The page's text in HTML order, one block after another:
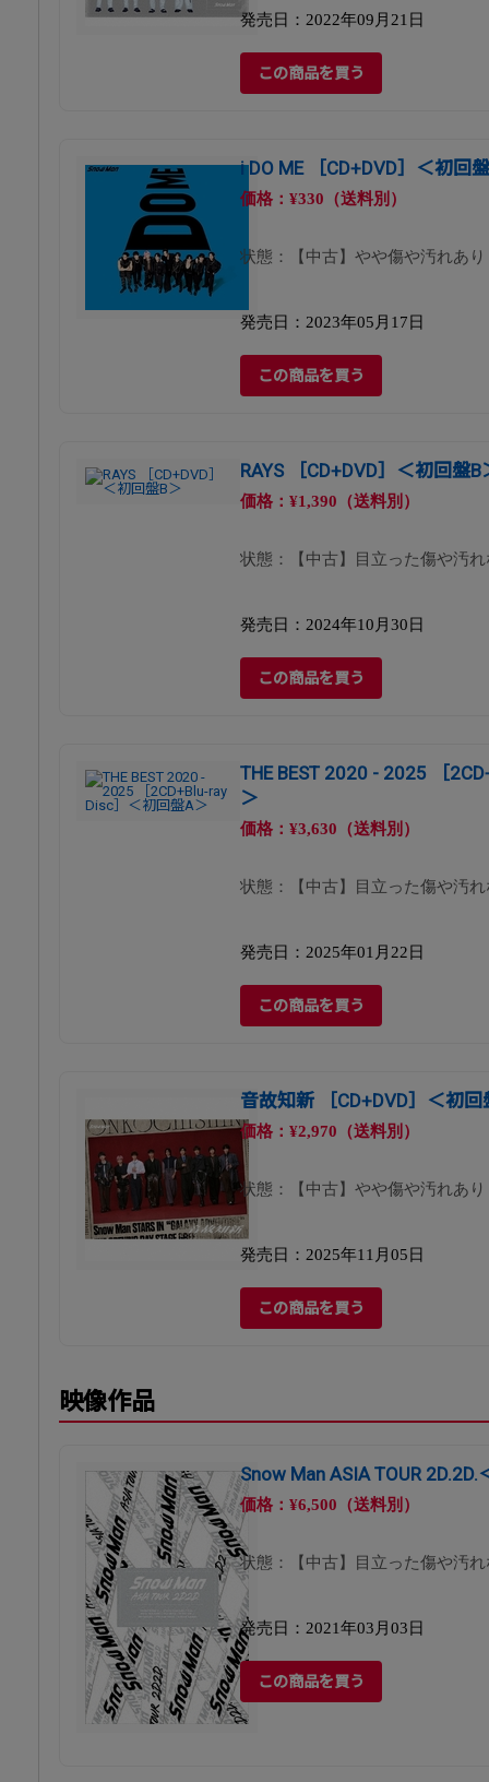
発売日：2022年09月21日
この商品を買う
i DO ME ［CD+DVD］＜初回
価格：¥330（送料別）
状態：【中古】やや傷や汚れあり
発売日：2023年05月17日
この商品を買う
RAYS ［CD+DVD］＜初回盤B
価格：¥1,390（送料別）
状態：【中古】目立った傷や汚
発売日：2024年10月30日
この商品を買う
THE BEST 2020 - 2025 ［
＞
価格：¥3,630（送料別）
状態：【中古】目立った傷や汚
発売日：2025年01月22日
この商品を買う
音故知新 ［CD+DVD］＜初回
価格：¥2,970（送料別）
状態：【中古】やや傷や汚れあり
発売日：2025年11月05日
この商品を買う
映像作品
Snow Man ASIA TOUR 2D.2D.
価格：¥6,500（送料別）
状態：【中古】目立った傷や汚
発売日：2021年03月03日
この商品を買う